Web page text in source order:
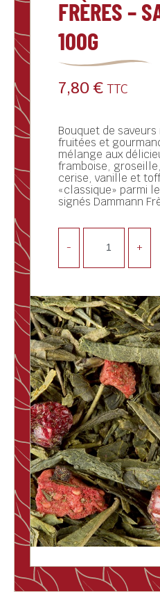
FRÈRES –
100G
7,80€ TTC
Bouquet de
fruitées et
mélange aux
framboise,
cerise, vanille et
«classique» parmi
signés Dammann
- +